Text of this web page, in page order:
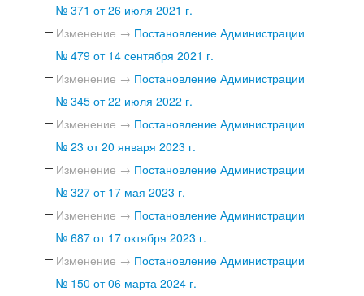
№ 371 от 26 июля 2021 г.
Изменение → Постановление Администрации
№ 479 от 14 сентября 2021 г.
Изменение → Постановление Администрации
№ 345 от 22 июля 2022 г.
Изменение → Постановление Администрации
№ 23 от 20 января 2023 г.
Изменение → Постановление Администрации
№ 327 от 17 мая 2023 г.
Изменение → Постановление Администрации
№ 687 от 17 октября 2023 г.
Изменение → Постановление Администрации
№ 150 от 06 марта 2024 г.